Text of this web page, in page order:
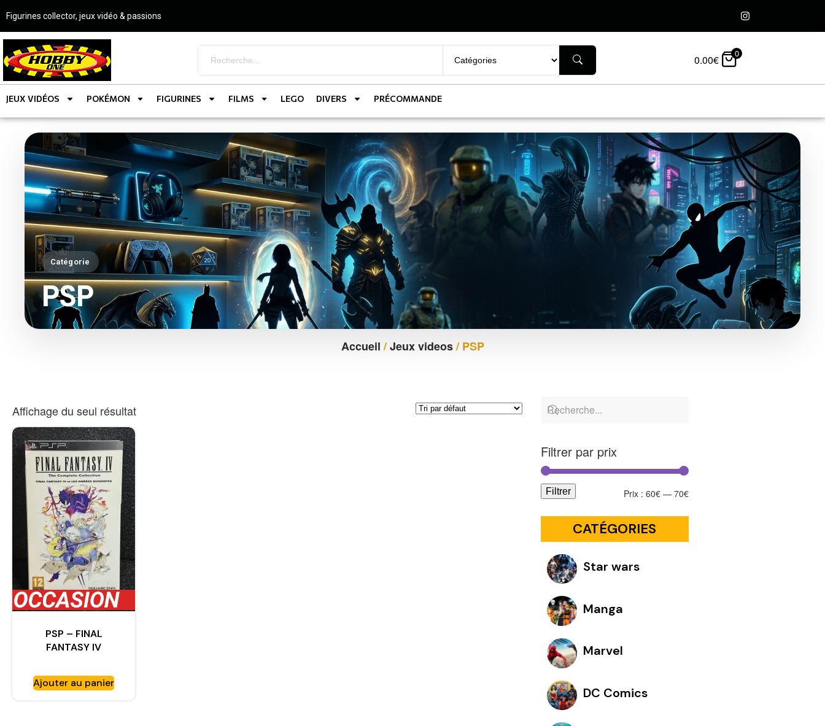
Figurines collector, jeux vidéo & passions
0.00€ 0
JEUX VIDÉOS POKÉMON FIGURINES FILMS LEGO DIVERS PRÉCOMMANDE
Catégorie
PSP
Accueil /Jeux videos/ PSP
Affichage du seul résultat
PSP – FINAL
FANTASY IV
Ajouter au panier
Filtrer par prix
Filtrer Prix : 60€— 70€
CATÉGORIES
Star wars
Manga
Marvel
DC Comics